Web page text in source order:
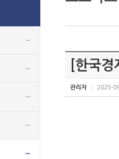
[한국
관리자 2025-